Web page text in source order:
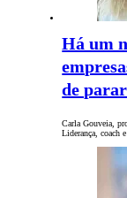
Há um
de
Carla Gouveia,
Liderança, coach